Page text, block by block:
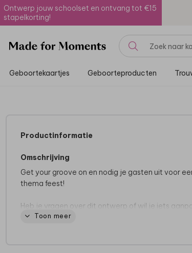
Ontwerp jouw schoolset en ontvang tot €15
stapelkorting!
Geboortekaartjes Geboorteproducten
Productinformatie
Omschrijving
Get your groove on en nodig je gasten uit voor
thema feest!
Heb je vragen over dit ontwerp of wil je iets
niet lukt in de editor? Neem dan gerust
Toon meer